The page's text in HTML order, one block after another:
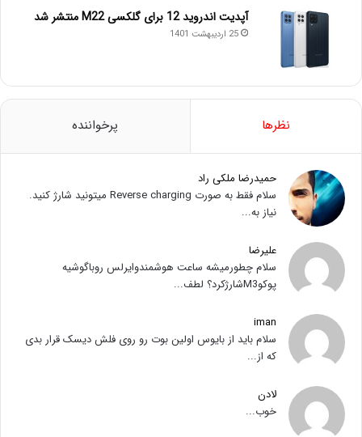
آپدیت اندروید 12 برای گلکسی M22 منتشر شد
25 اردیبهشت 1401
نظرها پرخواننده
حمیدرضا ملکی راد
سلام فقط به صورت Reverse charging میتونید شارژ کنید.
نیاز به...
علیرضا
سلام چطورمیشه ساعت هوشمندوایرلس روباگوشیه
پوکوM3شارژکرد؟ لطف...
iman
سلام باید از بایوس اولین بوت رو روی فلش دیسک قرار بدی
که از...
لادن
خوب...